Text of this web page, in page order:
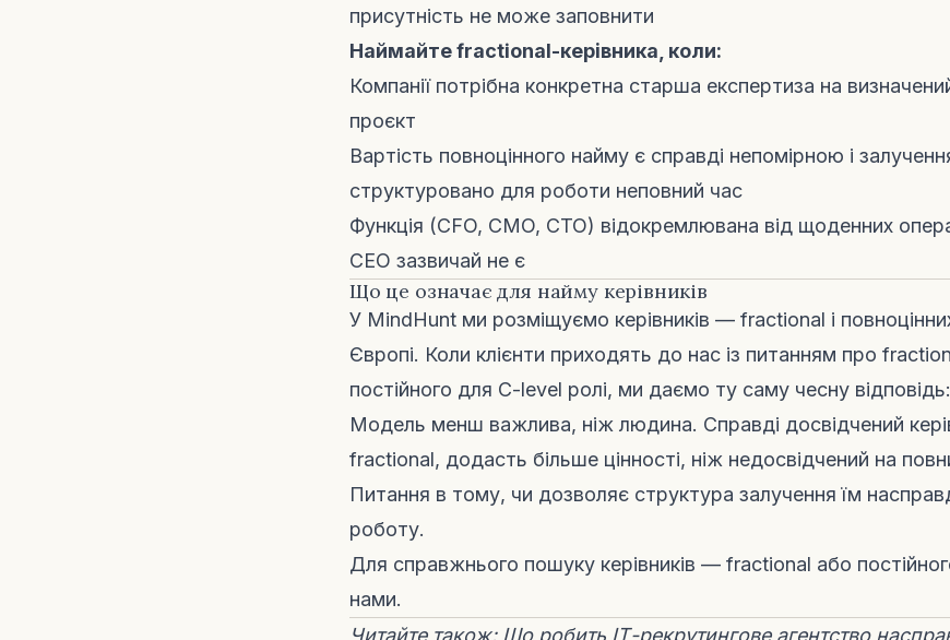
присутність не може заповнити
Наймайте fractional-керівника, коли:
Компанії потрібна конкретна старша експертиза на
проєкт
Вартість повноцінного найму є справді непомірною і
структуровано для роботи неповний час
Функція (CFO, CMO, CTO) відокремлювана від щоденних
CEO зазвичай не є
Що це означає для найму керівників
У MindHunt ми розміщуємо керівників — fractional і
Європі. Коли клієнти приходять до нас із питанням про
постійного для C-level ролі, ми даємо ту саму чесну відповідь:
Модель менш важлива, ніж людина. Справді досвідчений
fractional, додасть більше цінності, ніж недосвідчений на
Питання в тому, чи дозволяє структура залучення їм
роботу.
Для справжнього пошуку керівників — fractional або
нами.
Читайте також: Що робить ІТ-рекрутингове агентство